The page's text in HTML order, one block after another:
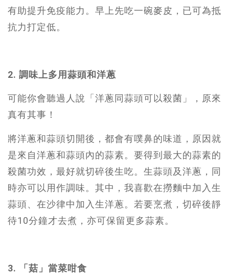
有助提升免疫能力。早上先吃一碗麥皮，已可為抵
抗力打定低。
2. 調味上多用蒜頭和洋蔥
可能你會聽過人說「洋蔥同蒜頭可以殺菌」，原來
真有其事！
將洋蔥和蒜頭切開後，都會有噗鼻的味道，原因就
是來自洋蔥和蒜頭內的蒜素。要得到最大的蒜素的
殺菌功效，最好就切碎後生吃。生蒜頭及洋蔥，同
時亦可以用作調味。其中，我喜歡在撈麵中加入生
蒜頭、在沙律中加入生洋蔥。若要烹煮，切碎後靜
待10分鐘才去煮，亦可保留更多蒜素。
3. 「菇」當菜咁食